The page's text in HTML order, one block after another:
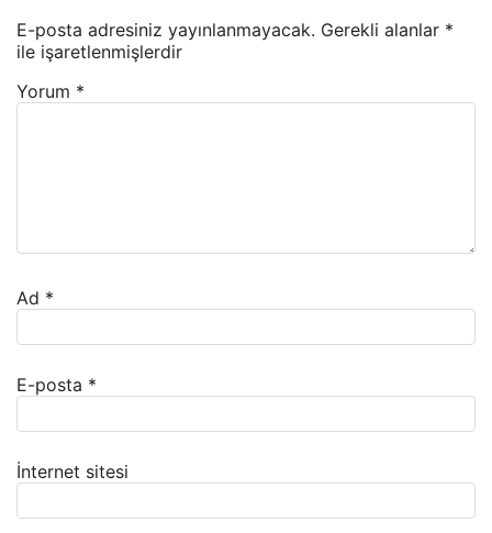
E-posta adresiniz yayınlanmayacak. Gerekli alanlar *
ile işaretlenmişlerdir
Yorum *
Ad *
E-posta *
İnternet sitesi